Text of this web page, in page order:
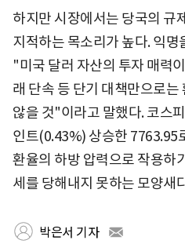
하지만 시장에서는 당국의 규
지적하는 목소리가 높다. 익
"미국 달러 자산의 투자 매력
래 단속 등 단기 대책만으로는
않을 것"이라고 말했다. 코스
인트(0.43%) 상승한 7763.95
환율의 하방 압력으로 작용하
세를 당해내지 못하는 모양새
박은서 기자